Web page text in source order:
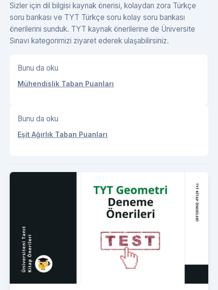
Sizler için dil bilgisi kaynak önerisi, kolaydan zora Türkçe
soru bankası ve TYT Türkçe soru kolay soru bankası
önerilerini sunduk. TYT kaynak önerilerine de Üniversite
Sınavı kategorimizi ziyaret ederek ulaşabilirsiniz.
Bunu da oku
Mühendislik Taban Puanları
Bunu da oku
Eşit Ağırlık Taban Puanları